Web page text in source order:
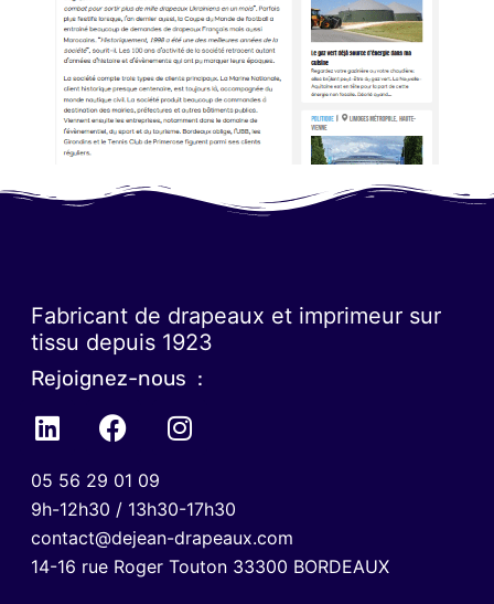
Fabricant de drapeaux et imprimeur sur
tissu depuis 1923
Rejoignez-nous :
05 56 29 01 09
9h-12h30 / 13h30-17h30
contact@dejean-drapeaux.com
14-16 rue Roger Touton 33300 BORDEAUX